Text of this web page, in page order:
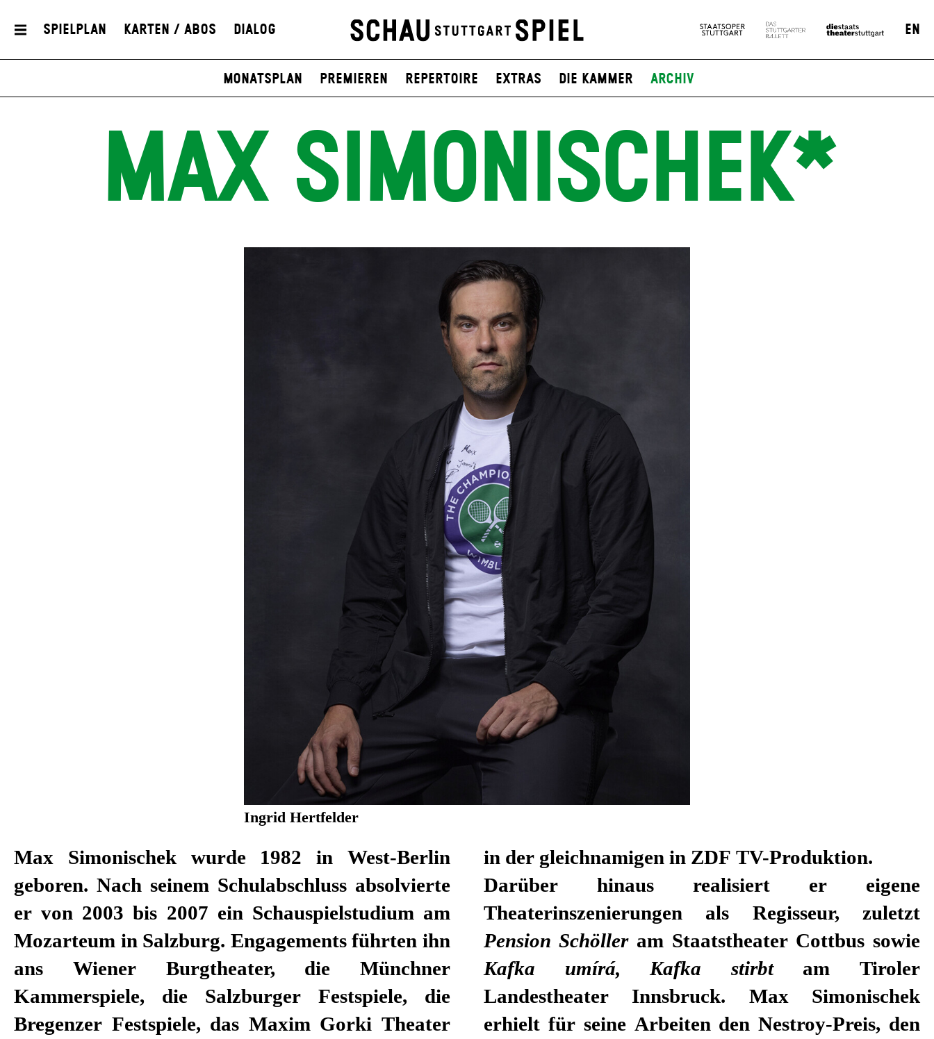
Spielplan Karten / Abos Dialog EN
Monatsplan Premieren Repertoire Extras Die Kammer Archiv
MAX SIMONISCHEK*
Ingrid Hertfelder
Max Simonischek wurde 1982 in West-Berlin
geboren. Nach seinem Schulabschluss absolvierte
er von 2003 bis 2007 ein Schauspielstudium am
Mozarteum in Salzburg. Engagements führten ihn
ans Wiener Burgtheater, die Münchner
Kammerspiele, die Salzburger Festspiele, die
Bregenzer Festspiele, das Maxim Gorki Theater
in der gleichnamigen in ZDF TV-Produktion.
Darüber hinaus realisiert er eigene
Theaterinszenierungen als Regisseur, zuletzt
Pension Schölleram Staatstheater Cottbus sowie
Kafka umírá, Kafka stirbt am Tiroler
Landestheater Innsbruck. Max Simonischek
erhielt für seine Arbeiten den Nestroy-Preis, den